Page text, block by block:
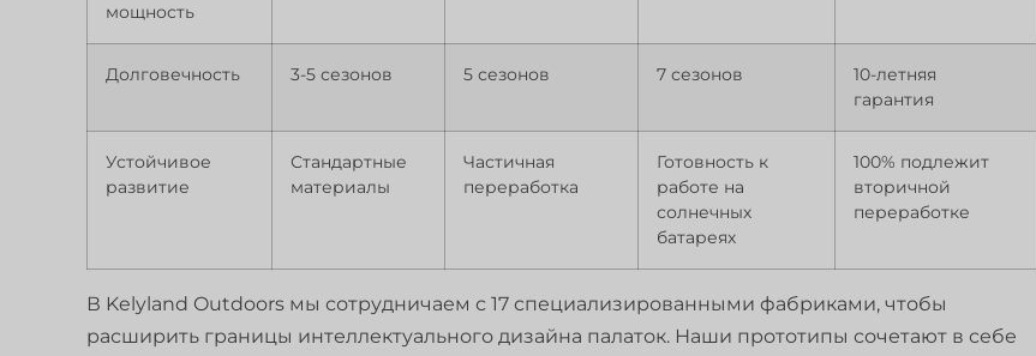
мощность
Долговечность 3-5 сезонов 5 сезонов 7 сезонов
10-летняя
гарантия
Устойчивое
развитие
Стандартные
материалы
Частичная
переработка
Готовность к
работе на
солнечных
батареях
100% подлежит
вторичной
переработке
В Kelyland Outdoors мы сотрудничаем с 17 специализированными фабриками, чтобы
расширить границы интеллектуального дизайна палаток. Наши прототипы сочетают в себе